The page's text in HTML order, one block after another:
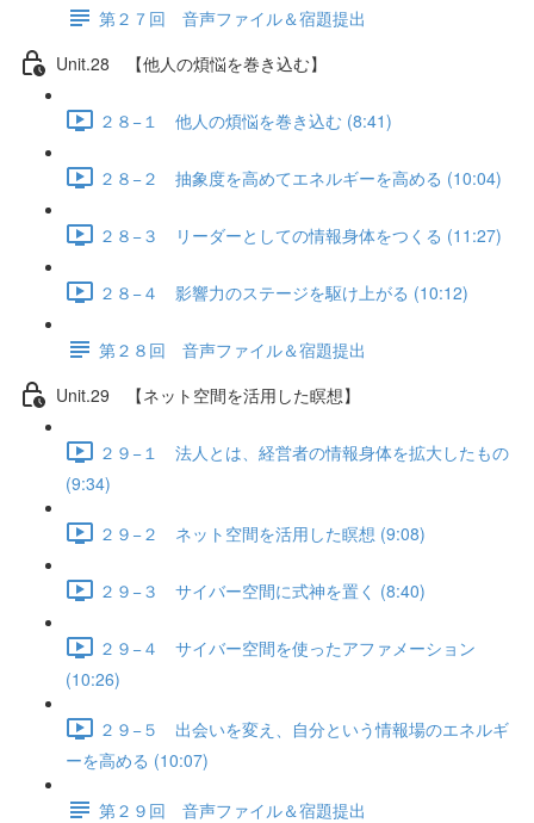
第２７回 音声ファイル＆宿題提出
Unit.28 【他人の煩悩を巻き込む】
２８−１ 他人の煩悩を巻き込む (8:41)
２８−２ 抽象度を高めてエネルギーを高める (10:04)
２８−３ リーダーとしての情報身体をつくる (11:27)
２８−４ 影響力のステージを駆け上がる (10:12)
第２８回 音声ファイル＆宿題提出
Unit.29 【ネット空間を活用した瞑想】
２９−１ 法人とは、経営者の情報身体を拡大したもの
(9:34)
２９−２ ネット空間を活用した瞑想 (9:08)
２９−３ サイバー空間に式神を置く (8:40)
２９−４ サイバー空間を使ったアファメーション
(10:26)
２９−５ 出会いを変え、自分という情報場のエネルギ
ーを高める (10:07)
第２９回 音声ファイル＆宿題提出